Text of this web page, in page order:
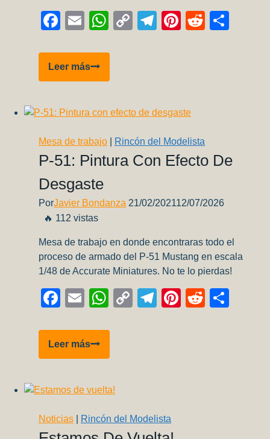
Facebook
EmailWhatsApp
CopyTelegram
Pinterest
Reddit
Leer másReview
del
de
1:48
Mesa de trabajo Rincón del Modelista
P-51: Pintura Con Efecto De
Desgaste
PorJavier Bondanza 21/02/202112/07/2026
🔥 112 vistas
Mesa de trabajo en donde encontraras todo el
proceso de armado del P-51 Mustang en escala
1/48 de Accurate Miniatures. No te lo pierdas!
Facebook
EmailWhatsApp
CopyTelegram
Pinterest
Reddit
Leer másP-
51:
con
de
desgaste
Noticias Rincón del Modelista